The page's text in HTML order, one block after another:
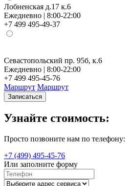
Лобненская д.17 к.6
Ежедневно | 8:00-22:00
+7 499 495-49-37
Севастопольский пр. 95б, к.6
Ежедневно | 8:00-22:00
+7 499 495-45-76
Маршрут Маршрут
Записаться
Узнайте стоимость:
Просто позвоните нам по телефону:
+7 (499) 495-45-76
Или заполните форму